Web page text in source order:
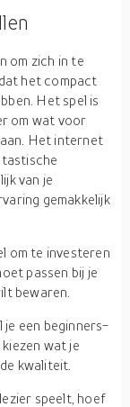
om zich in te
het compact
Het spel is
om wat voor
Het internet
van je
gemakkelijk
om te investeren
passen bij je
bewaren.
je een beginners-
wat je
kwaliteit.
speelt, hoef